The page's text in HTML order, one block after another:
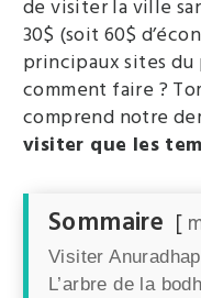
de visiter la ville
30$ (soit 60$
principaux sites du
comment faire ?
comprend notre
visiter que les
Sommaire
Visiter
L’arbre de la